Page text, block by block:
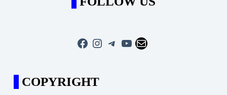
Facebook
Instagram
Telegram
YouTube
Mail
COPYRIGHT